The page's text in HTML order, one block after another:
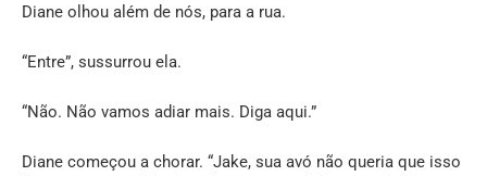
Diane olhou além de nós, para a rua.
“Entre”, sussurrou ela.
“Não. Não vamos adiar mais. Diga aqui.”
Diane começou a chorar. “Jake, sua avó não queria que isso